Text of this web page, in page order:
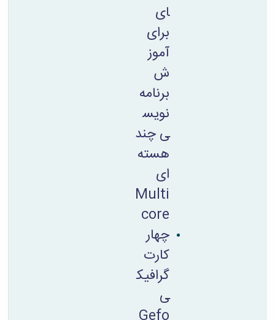
ای
برای
آموز
ش
برنامه
نویس
ی چند
هسته
ای
Multi
core
چهار
کارت
گرافیک
ی